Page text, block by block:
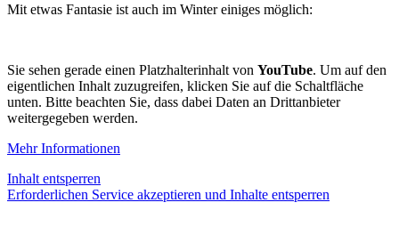
Mit etwas Fantasie ist auch im Winter einiges möglich:
Sie sehen gerade einen Platzhalterinhalt von YouTube. Um auf den
eigentlichen Inhalt zuzugreifen, klicken Sie auf die Schaltfläche
unten. Bitte beachten Sie, dass dabei Daten an Drittanbieter
weitergegeben werden.
Mehr Informationen
Inhalt entsperren
Erforderlichen Service akzeptieren und Inhalte entsperren